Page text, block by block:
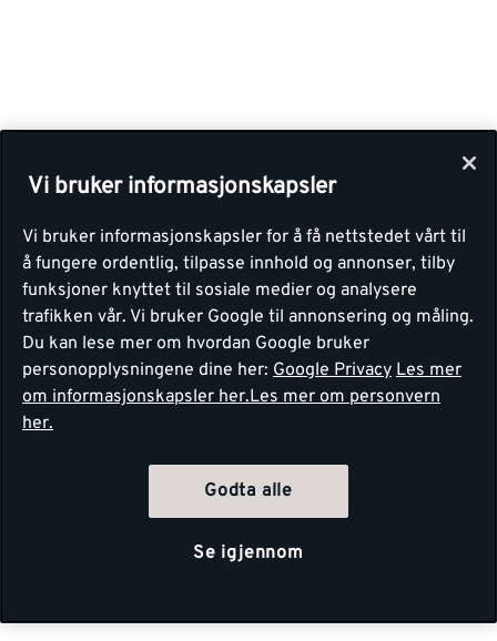
Vi bruker informasjonskapsler
Vi bruker informasjonskapsler for å få nettstedet vårt til
å fungere ordentlig, tilpasse innhold og annonser, tilby
funksjoner knyttet til sosiale medier og analysere
trafikken vår. Vi bruker Google til annonsering og måling.
Du kan lese mer om hvordan Google bruker
personopplysningene dine her: Google Privacy Les mer
om informasjonskapsler her.Les mer om personvern
her.
Godta alle
Se igjennom